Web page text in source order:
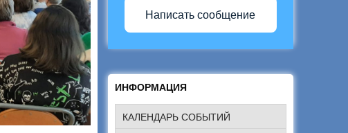
Написать сообщение
ИНФОРМАЦИЯ
КАЛЕНДАРЬ СОБЫТИЙ